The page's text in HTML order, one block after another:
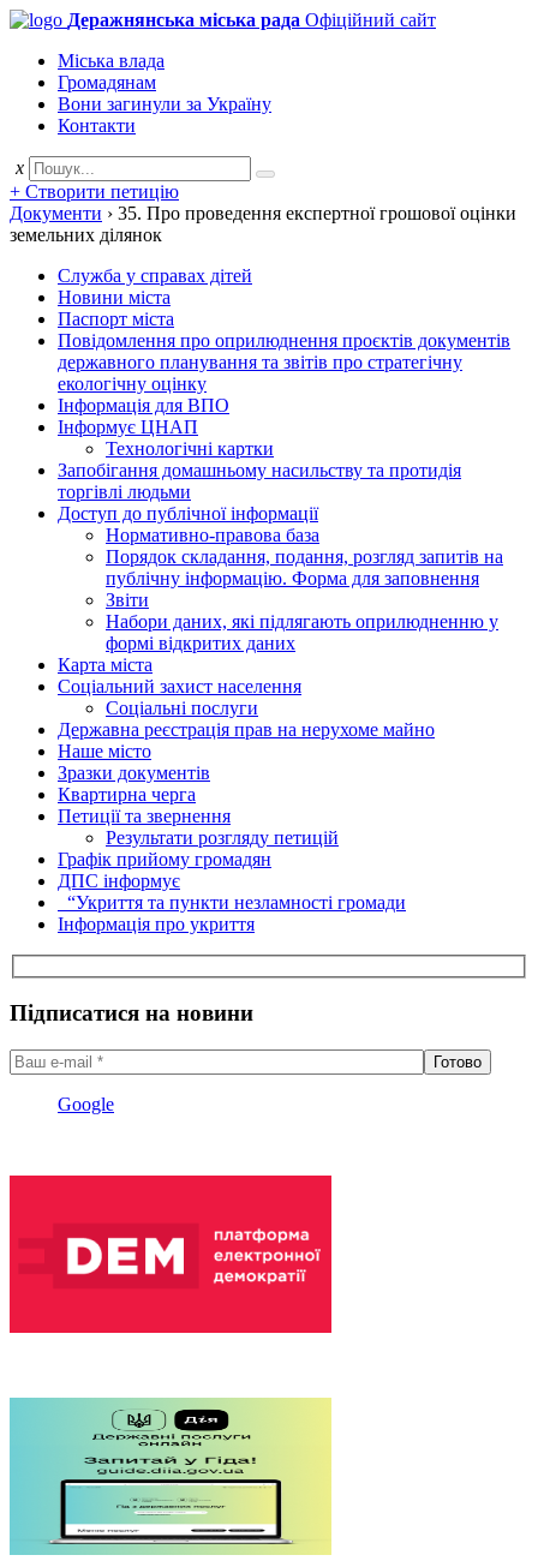
Деражнянська міська рада Офіційний сайт
Міська влада
Громадянам
Вони загинули за Україну
Контакти
x
+ Створити петицію
Документи › 35. Про проведення експертної грошової оцінки
земельних ділянок
Служба у справах дітей
Новини міста
Паспорт міста
Повідомлення про оприлюднення проєктів документів
державного планування та звітів про стратегічну
екологічну оцінку
Інформація для ВПО
Інформує ЦНАП
Технологічні картки
Запобігання домашньому насильству та протидія
торгівлі людьми
Доступ до публічної інформації
Нормативно-правова база
Порядок складання, подання, розгляд запитів на
публічну інформацію. Форма для заповнення
Звіти
Набори даних, які підлягають оприлюдненню у
формі відкритих даних
Карта міста
Соціальний захист населення
Соціальні послуги
Державна реєстрація прав на нерухоме майно
Наше місто
Зразки документів
Квартирна черга
Петиції та звернення
Результати розгляду петицій
Графік прийому громадян
ДПС інформує
“Укриття та пункти незламності громади
Інформація про укриття
Підписатися на новини
Google